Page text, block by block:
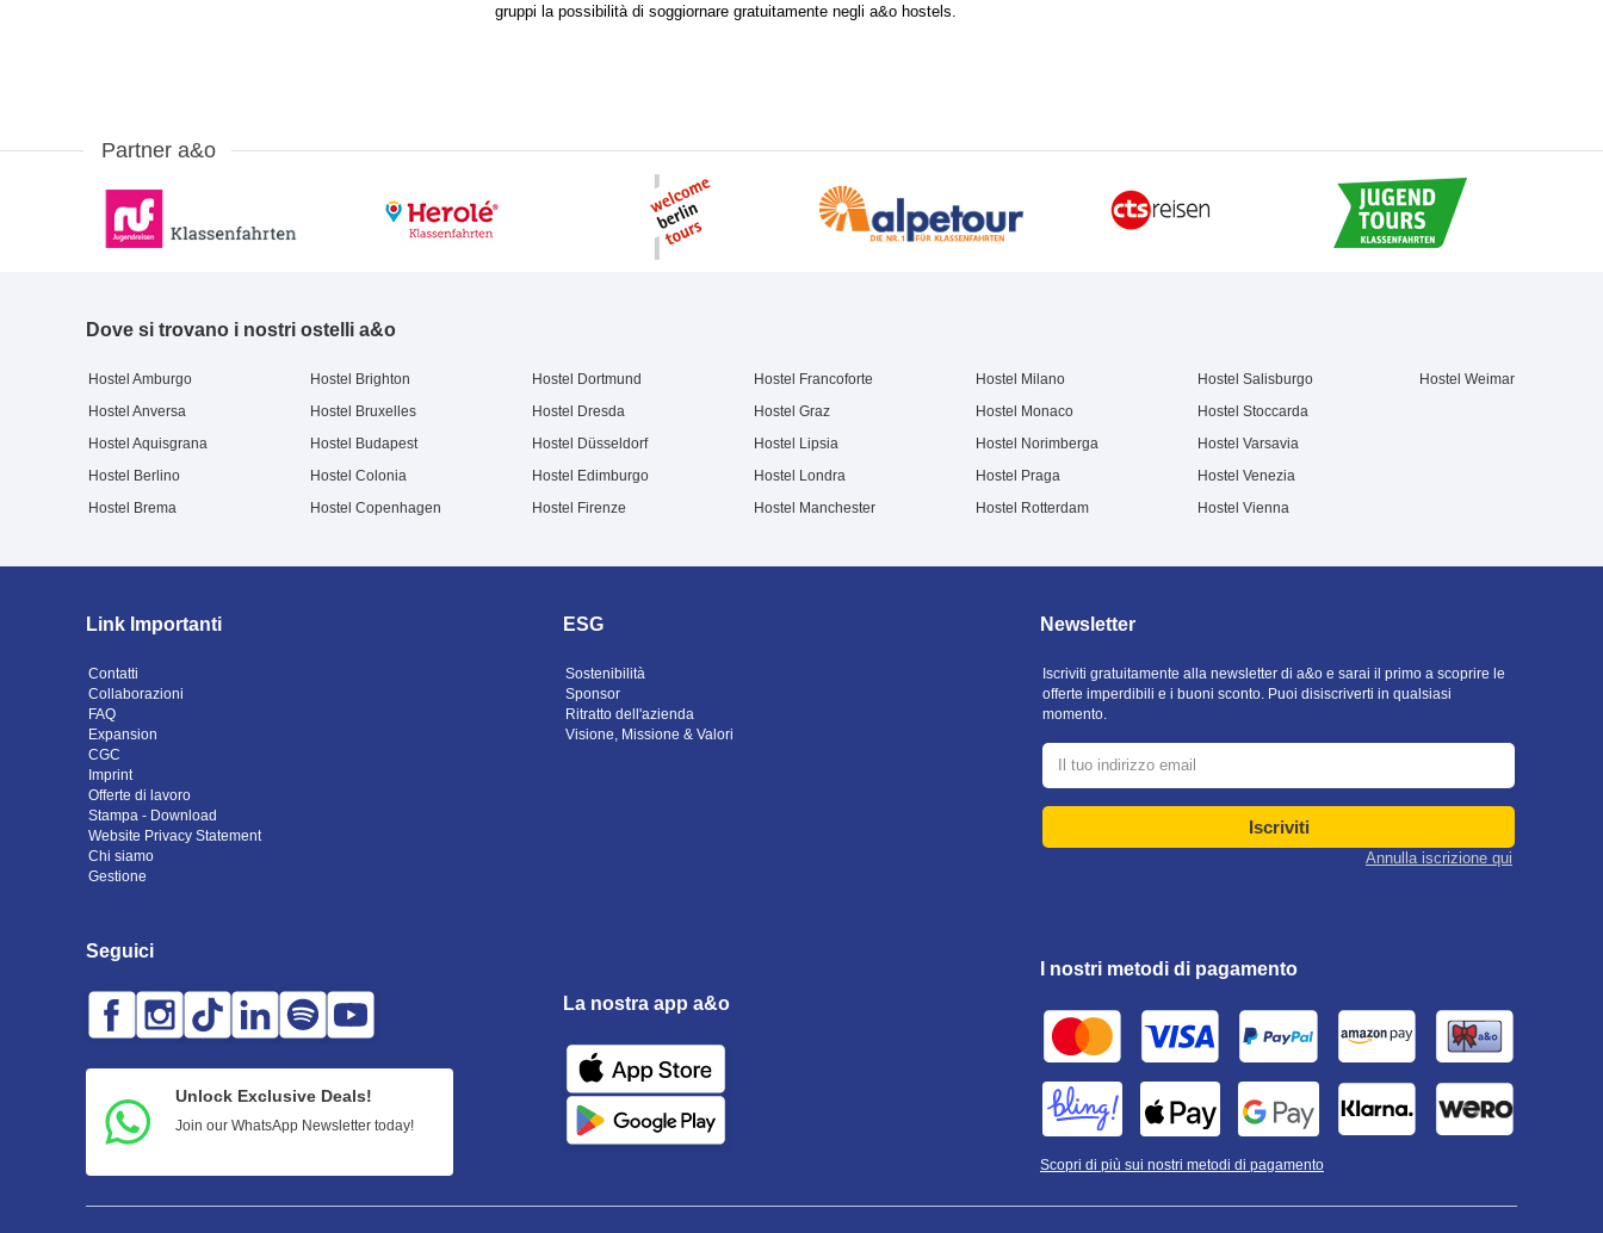
gruppi la possibilità di soggiornare gratuitamente negli a&o hostels.
Partner a&o
Dove si trovano i nostri ostelli a&o
Hostel Amburgo
Hostel Anversa
Hostel Aquisgrana
Hostel Berlino
Hostel Brema
Hostel Brighton
Hostel Bruxelles
Hostel Budapest
Hostel Colonia
Hostel Copenhagen
Hostel Dortmund
Hostel Dresda
Hostel Düsseldorf
Hostel Edimburgo
Hostel Firenze
Hostel Francoforte
Hostel Graz
Hostel Lipsia
Hostel Londra
Hostel Manchester
Hostel Milano
Hostel Monaco
Hostel Norimberga
Hostel Praga
Hostel Rotterdam
Hostel Salisburgo
Hostel Stoccarda
Hostel Varsavia
Hostel Venezia
Hostel Vienna
Hostel Weimar
Link Importanti
Contatti
Collaborazioni
FAQ
Expansion
CGC
Imprint
Offerte di lavoro
Stampa - Download
Website Privacy Statement
Chi siamo
Gestione
ESG
Sostenibilità
Sponsor
Ritratto dell'azienda
Visione, Missione & Valori
Newsletter
Iscriviti gratuitamente alla newsletter di a&o e sarai il primo a scoprire le
offerte imperdibili e i buoni sconto. Puoi disiscriverti in qualsiasi
momento.
Iscriviti
Annulla iscrizione qui
Seguici
Unlock Exclusive Deals!
Join our WhatsApp Newsletter today!
La nostra app a&o
I nostri metodi di pagamento
Scopri di più sui nostri metodi di pagamento